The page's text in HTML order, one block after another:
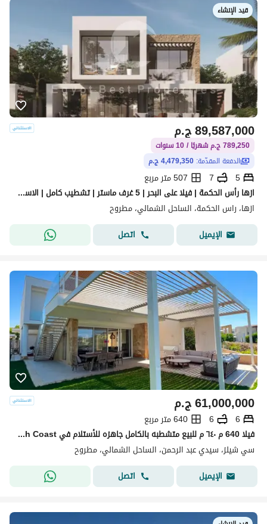
قيد الإنشاء
ج.م89,587,000
789,250 ج.م شهريًا / 10 سنوات
الدفعة المقدّمة: 4,479,350 ج.م
5
7
507 متر مربع
ازها رأس الحكمة | فيلا على البحر | 5 غرف ماستر | تشطيب كامل | الاستلام خلال سنتين
ازها، راس الحكمة، الساحل الشمالي، مطروح
الإيميل
اتصل
ج.م61,000,000
6
6
640 متر مربع
فيلا 640 م ٦٤٠ م للبيع متشطبه بالكامل جاهزه للأستلام في Seashell North Coastسيشيل بالساحل الشمالي سيدي عبدالرحمن سته غرف
سي شيلز، سيدي عبد الرحمن، الساحل الشمالي، مطروح
الإيميل
اتصل